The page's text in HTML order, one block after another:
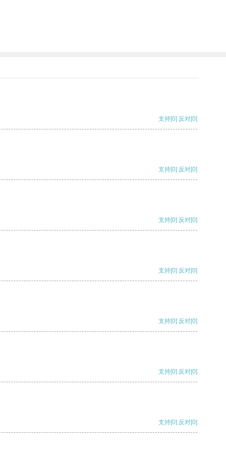
支持[0] 反对[0]
支持[0] 反对[0]
支持[0] 反对[0]
支持[0] 反对[0]
支持[0] 反对[0]
支持[0] 反对[0]
支持[0] 反对[0]